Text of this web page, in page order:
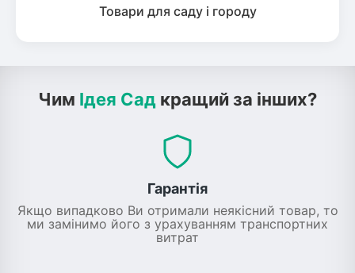
Товари для саду і городу
Чим Ідея Сад кращий за інших?
Гарантія
Якщо випадково Ви отримали неякісний товар, то
ми замінимо його з урахуванням транспортних
витрат